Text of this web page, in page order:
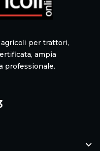
per trattori,
ampia
professionale.
